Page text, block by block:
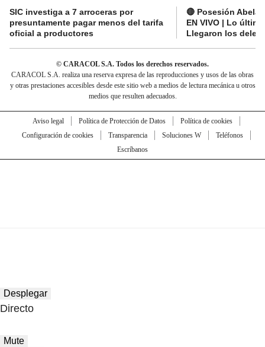
SIC investiga a 7 arroceras por
presuntamente pagar menos del tarifa
oficial a productores
🔴 Posesión
EN VIVO | Lo
Llegaron los
© CARACOL S.A. Todos los derechos reservados.
CARACOL S.A. realiza una reserva expresa de las reproducciones y usos de las obras
y otras prestaciones accesibles desde este sitio web a medios de lectura mecánica u otros
medios que resulten adecuados.
Aviso legal Política de Protección de Datos
Política de cookies
Configuración de cookies
Transparencia Soluciones W
Teléfonos
Escríbanos
Desplegar
Directo
Mute